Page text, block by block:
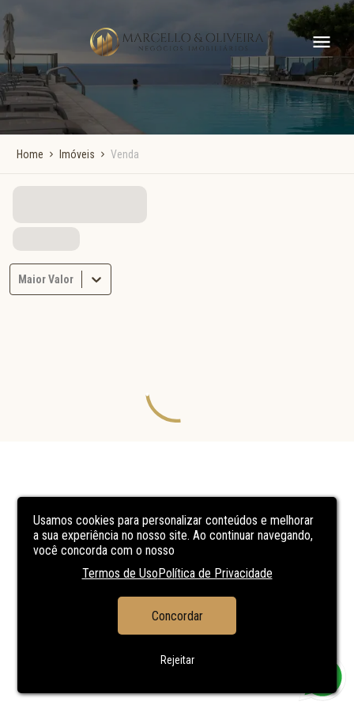
Usamos cookies para personalizar conteúdos e melhorar
a sua experiência no nosso site. Ao continuar navegando,
você concorda com o nosso
Termos de UsoPolítica de Privacidade
Concordar
Rejeitar
Home Imóveis Venda
Maior Valor